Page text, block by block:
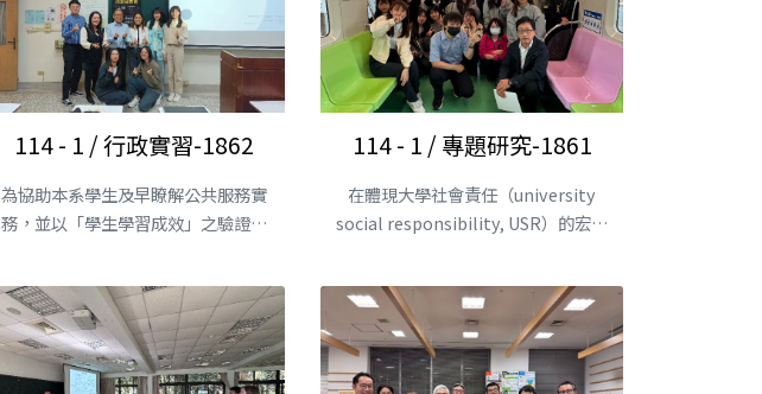
114 - 1 / 行政實習-1862
為協助本系學生及早瞭解公共服務實
務，並以「學生學習成效」之驗證為
114 - 1 / 專題研究-1861
在體現大學社會責任（university
social responsibility, USR）的宏大